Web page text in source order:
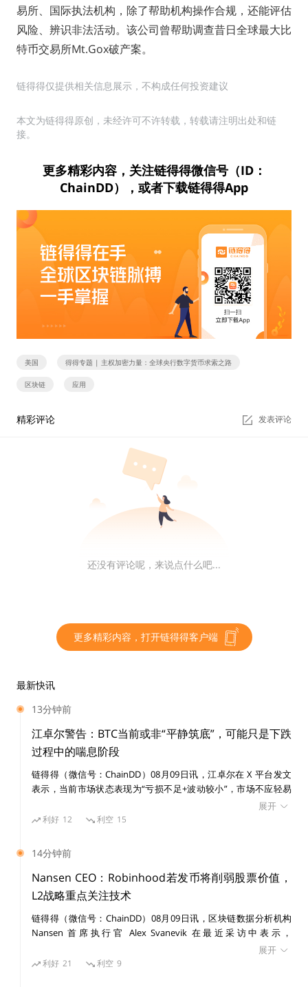
易所、国际执法机构，除了帮助机构操作合规，还能评估
风险、辨识非法活动。该公司曾帮助调查昔日全球最大比
特币交易所Mt.Gox破产案。
链得得仅提供相关信息展示，不构成任何投资建议
本文为链得得原创，未经许可不许转载，转载请注明出处和链
接。
更多精彩内容，关注链得得微信号（ID：
ChainDD），或者下载链得得App
美国 得得专题 | 主权加密力量：全球央行数字货币求索之路
区块链 应用
精彩评论 发表评论
还没有评论呢，来说点什么吧...
更多精彩内容，打开链得得客户端
最新快讯
13分钟前
江卓尔警告：BTC当前或非“平静筑底”，可能只是下跌
过程中的喘息阶段
链得得（微信号：ChainDD）08月09日讯，江卓尔在 X 平台发文
表示，当前市场状态表现为“亏损不足+波动较小”，市场不应轻易
押注当前是一次前所未有的“平静底部”，更可能只是探底过程中的
“喘息阶段”。 他指出，历史上类似情况并不少见。2018 年熊市期
该位置是“铁底”。然而，在 6000 至 7000 美元区间横盘约两个半月
后，比特币最终跌至 3000 美元附近。 江卓尔表示，当前比特币在
6 万至 7 万美元区间横盘近两个月的走势，与 2018 年 6000 美元阶
段存在相似之处，投资者需警惕短期稳定行情背后的进一步下探风
险。
展开
利好 12 利空 15
14分钟前
Nansen CEO：Robinhood若发币将削弱股票价值，
L2战略重点关注技术
链得得（微信号：ChainDD）08月09日讯，区块链数据分析机构
Nansen 首席执行官 Alex Svanevik 在最近采访中表示，
Robinhood 大概率不会推出代币，因为这可能与其上市公司股票
HOOD 形成竞争关系。此前，市场曾猜测 Robinhood 可能效仿部
展开
利好 21 利空 9